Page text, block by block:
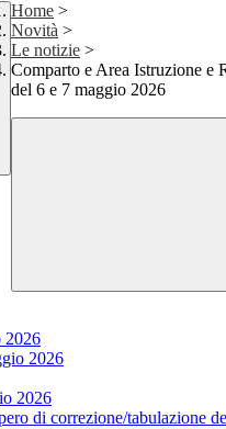
Home >
Novità >
Le notizie >
Comparto e Area Istruzione e
del 6 e 7 maggio 2026
2026
2026
2026
di correzione/tabulazione